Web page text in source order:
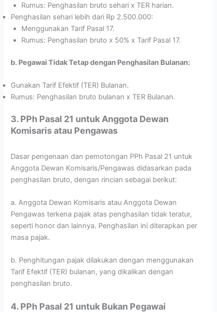
Rumus: Penghasilan bruto sehari x TER harian.
Penghasilan sehari lebih dari Rp 2.500.000:
Menggunakan Tarif Pasal 17.
Rumus: Penghasilan bruto x 50% x Tarif Pasal 17.
b. Pegawai Tidak Tetap dengan Penghasilan Bulanan:
Gunakan Tarif Efektif (TER) Bulanan.
Rumus: Penghasilan bruto bulanan x TER Bulanan.
3. PPh Pasal 21 untuk Anggota Dewan
Komisaris atau Pengawas
Dasar pengenaan dan pemotongan PPh Pasal 21 untuk
Anggota Dewan Komisaris/Pengawas didasarkan pada
penghasilan bruto, dengan rincian sebagai berikut:
a. Anggota Dewan Komisaris atau Anggota Dewan
Pengawas terkena pajak atas penghasilan tidak teratur,
seperti honor dan lainnya. Penghasilan ini diterapkan per
masa pajak.
b. Penghitungan pajak dilakukan dengan menggunakan
Tarif Efektif (TER) bulanan, yang dikalikan dengan
penghasilan bruto.
4. PPh Pasal 21 untuk Bukan Pegawai